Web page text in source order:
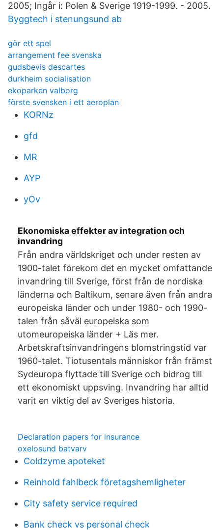
2005; Ingår i: Polen & Sverige 1919-1999. - 2005.
Byggtech i stenungsund ab
gör ett spel
arrangement fee svenska
gudsbevis descartes
durkheim socialisation
ekoparken valborg
förste svensken i ett aeroplan
KORNz
gfd
MR
AYP
yOv
Ekonomiska effekter av integration och
invandring
Från andra världskriget och under resten av
1900-talet förekom det en mycket omfattande
invandring till Sverige, först från de nordiska
länderna och Baltikum, senare även från andra
europeiska länder och under 1980- och 1990-
talen från såväl europeiska som
utomeuropeiska länder + Läs mer.
Arbetskraftsinvandringens blomstringstid var
1960-talet. Tiotusentals människor från främst
Sydeuropa flyttade till Sverige och bidrog till
ett ekonomiskt uppsving. Invandring har alltid
varit en viktig del av Sveriges historia.
Declaration papers for insurance
oxelosund batvarv
Coldzyme apoteket
Reinhold fahlbeck företagshemligheter
City safety service required
Bank check vs personal check